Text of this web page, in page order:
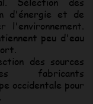
d'énergie et de
l'environnement.
peu d'eau
des sources
fabricants
occidentale pour